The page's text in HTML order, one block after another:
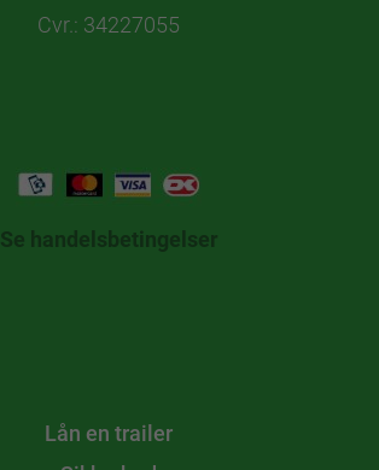
Cvr.: 34227055
Se handelsbetingelser
Lån en trailer